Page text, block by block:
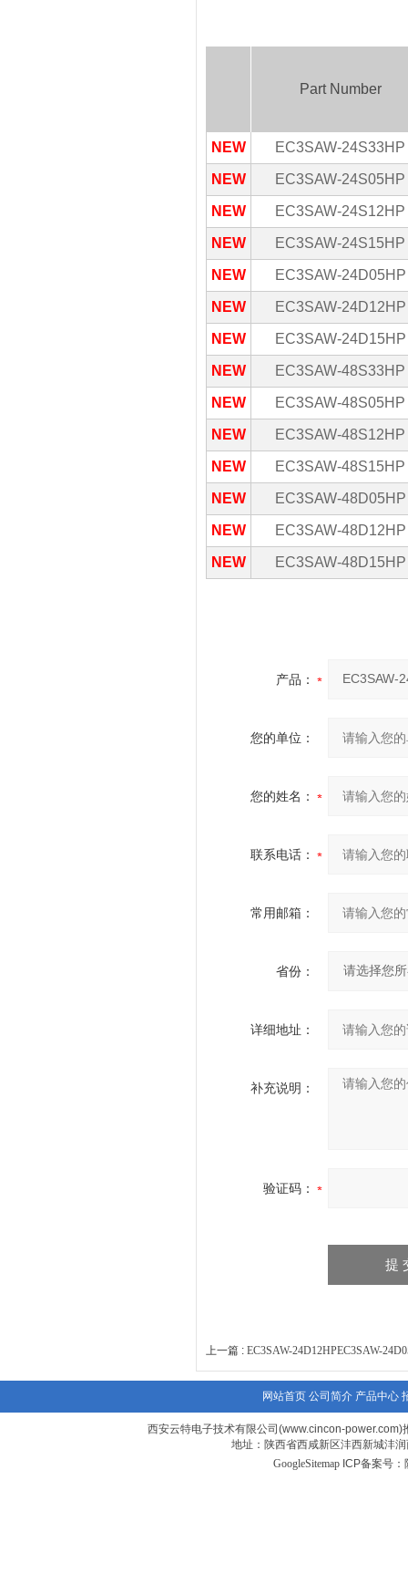
Part Number
NEW EC3SAW-24S33HP
NEW EC3SAW-24S05HP
NEW EC3SAW-24S12HP
NEW EC3SAW-24S15HP
NEW EC3SAW-24D05HP
NEW EC3SAW-24D12HP
NEW EC3SAW-24D15HP
NEW EC3SAW-48S33HP
NEW EC3SAW-48S05HP
NEW EC3SAW-48S12HP
NEW EC3SAW-48S15HP
NEW EC3SAW-48D05HP
NEW EC3SAW-48D12HP
NEW EC3SAW-48D15HP
产品：
您的单位：
您的姓名：
联系电话：
常用邮箱：
省份：
详细地址：
补充说明：
验证码：
上一篇 : EC3SAW-24D12HPEC3SAW-
网站首页 公司简介 产品中心
西安云特电子技术有限公司(www.cincon-
地址：陕西省西咸新区沣西新城沣
GoogleSitemap ICP备案号：